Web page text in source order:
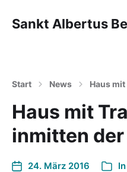
Sankt Albertus
Start News Haus
Haus mit
inmitten
24. März 2016 In